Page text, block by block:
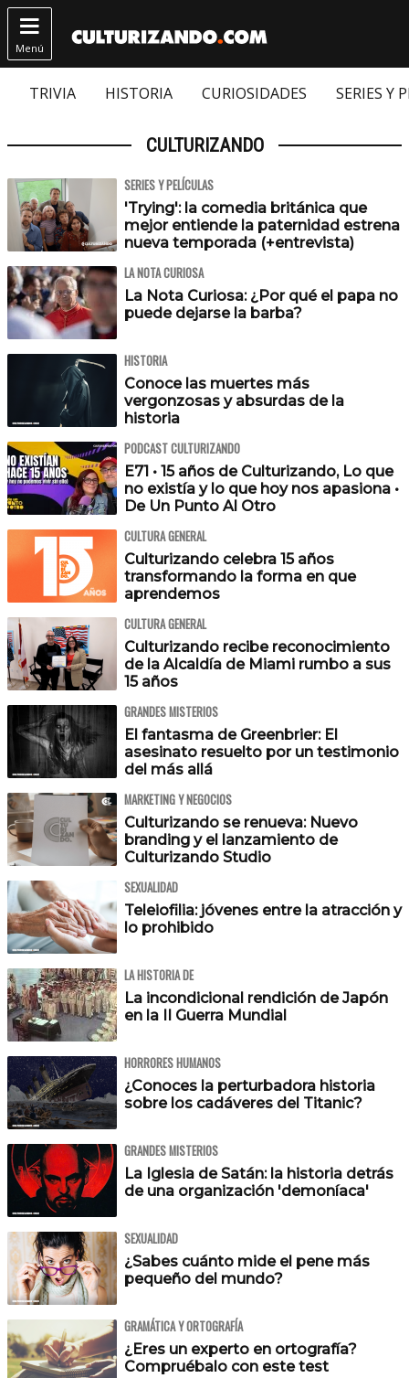

Menú
TRIVIA HISTORIA CURIOSIDADES SERIES Y
CULTURIZANDO
SERIES Y PELÍCULAS
'Trying': la comedia británica que
mejor entiende la paternidad estrena
nueva temporada (+entrevista)
LA NOTA CURIOSA
La Nota Curiosa: ¿Por qué el papa no
puede dejarse la barba?
HISTORIA
Conoce las muertes más
vergonzosas y absurdas de la
historia
PODCAST CULTURIZANDO
E71 • 15 años de Culturizando, Lo que
no existía y lo que hoy nos apasiona •
De Un Punto Al Otro
CULTURA GENERAL
Culturizando celebra 15 años
transformando la forma en que
aprendemos
CULTURA GENERAL
Culturizando recibe reconocimiento
de la Alcaldía de Miami rumbo a sus
15 años
GRANDES MISTERIOS
El fantasma de Greenbrier: El
asesinato resuelto por un testimonio
del más allá
MARKETING Y NEGOCIOS
Culturizando se renueva: Nuevo
branding y el lanzamiento de
Culturizando Studio
SEXUALIDAD
Teleiofilia: jóvenes entre la atracción y
lo prohibido
LA HISTORIA DE
La incondicional rendición de Japón
en la II Guerra Mundial
HORRORES HUMANOS
¿Conoces la perturbadora historia
sobre los cadáveres del Titanic?
GRANDES MISTERIOS
La Iglesia de Satán: la historia detrás
de una organización 'demoníaca'
SEXUALIDAD
¿Sabes cuánto mide el pene más
pequeño del mundo?
GRAMÁTICA Y ORTOGRAFÍA
¿Eres un experto en ortografía?
Compruébalo con este test